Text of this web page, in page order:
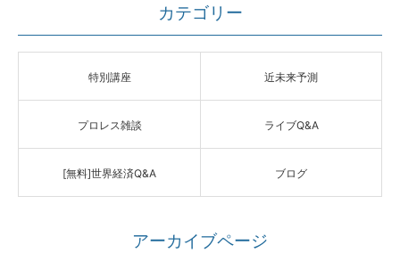
カテゴリー
特別講座 近未来予測
プロレス雑談 ライブQ&A
[無料]世界経済Q&A ブログ
アーカイブページ